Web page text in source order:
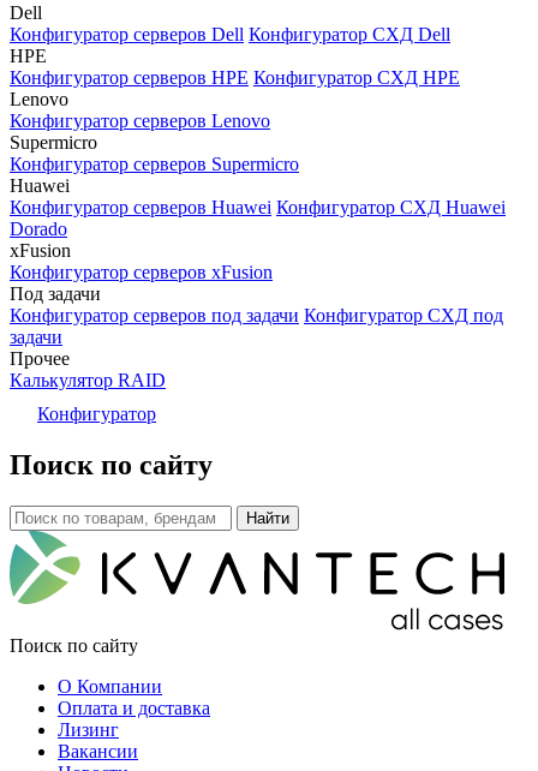
Dell
Конфигуратор серверов Dell Конфигуратор СХД Dell
HPE
Конфигуратор серверов HPE Конфигуратор СХД HPE
Lenovo
Конфигуратор серверов Lenovo
Supermicro
Конфигуратор серверов Supermicro
Huawei
Конфигуратор серверов Huawei Конфигуратор СХД Huawei
Dorado
xFusion
Конфигуратор серверов xFusion
Под задачи
Конфигуратор серверов под задачи Конфигуратор СХД под
задачи
Прочее
Калькулятор RAID
Конфигуратор
Поиск по сайту
Поиск по сайту
О Компании
Оплата и доставка
Лизинг
Вакансии